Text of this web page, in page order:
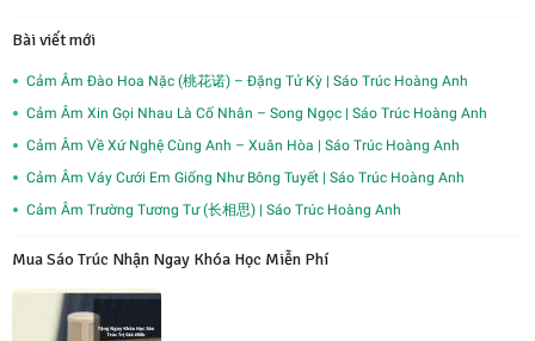
Bài viết mới
Cảm Âm Đào Hoa Nặc (桃花诺) – Đặng Tử Kỳ | Sáo Trúc Hoàng Anh
Cảm Âm Xin Gọi Nhau Là Cố Nhân – Song Ngọc | Sáo Trúc Hoàng Anh
Cảm Âm Về Xứ Nghệ Cùng Anh – Xuân Hòa | Sáo Trúc Hoàng Anh
Cảm Âm Váy Cưới Em Giống Như Bông Tuyết | Sáo Trúc Hoàng Anh
Cảm Âm Trường Tương Tư (长相思) | Sáo Trúc Hoàng Anh
Mua Sáo Trúc Nhận Ngay Khóa Học Miễn Phí